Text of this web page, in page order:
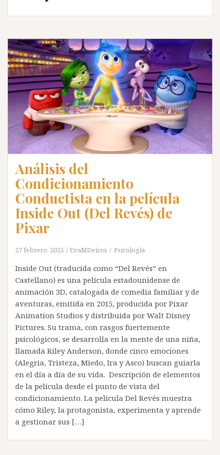
Análisis del
Condicionamiento
Conductista en la película
Inside Out (Del Revés) de
Pixar
27 febrero, 2025 EvaMDeiros Psicología
Inside Out (traducida como “Del Revés” en
Castellano) es una película estadounidense de
animación 3D, catalogada de comedia familiar y de
aventuras, emitida en 2015, producida por Pixar
Animation Studios y distribuida por Walt Disney
Pictures. Su trama, con rasgos fuertemente
psicológicos, se desarrolla en la mente de una niña,
llamada Riley Anderson, donde cinco emociones
(Alegria, Tristeza, Miedo, Ira y Asco) buscan guiarla
en el día a día de su vida. Descripción de elementos
de la película desde el punto de vista del
condicionamiento. La película Del Revés muestra
cómo Riley, la protagonista, experimenta y aprende
a gestionar sus […]